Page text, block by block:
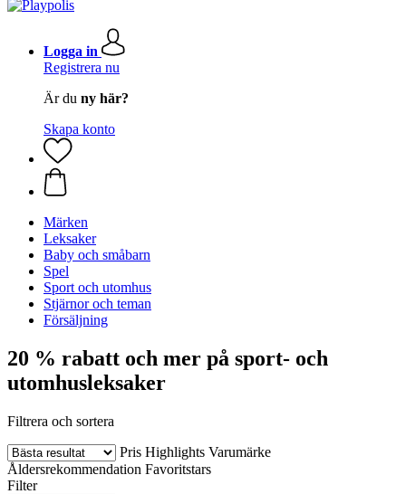
Logga in
Registrera nu
Är du ny här?
Skapa konto
Märken
Leksaker
Baby och småbarn
Spel
Sport och utomhus
Stjärnor och teman
Försäljning
20 % rabatt och mer på sport- och
utomhusleksaker
Filtrera och sortera
Pris Highlights Varumärke
Åldersrekommendation Favoritstars
Filter